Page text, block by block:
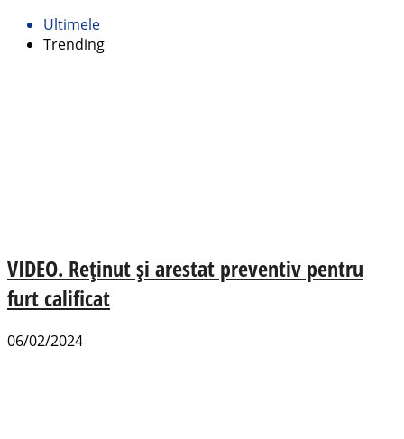
Ultimele
Trending
VIDEO. Reținut și arestat preventiv pentru
furt calificat
06/02/2024